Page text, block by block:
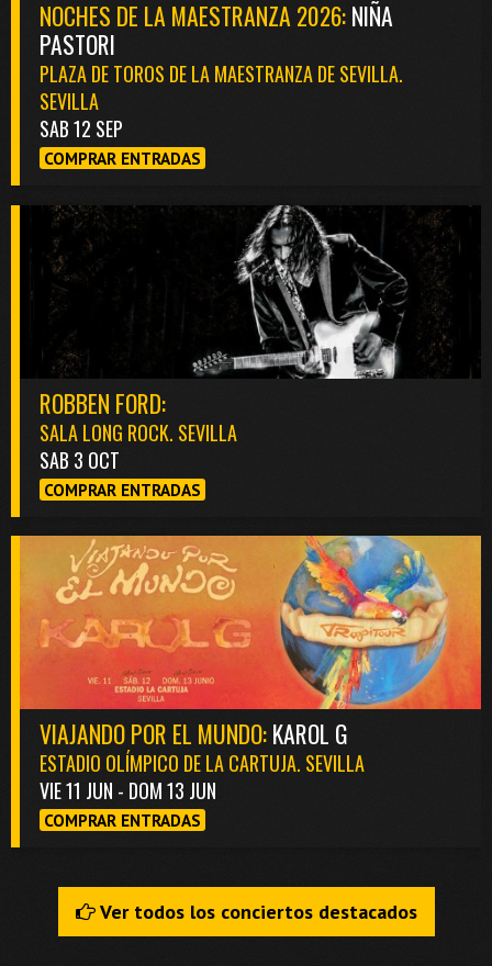
NOCHES DE LA MAESTRANZA 2026:NIÑA
PASTORI
PLAZA DE TOROS DE LA MAESTRANZA DE SEVILLA.
SEVILLA
SAB 12 SEP
COMPRAR ENTRADAS
ROBBEN FORD:
SALA LONG ROCK. SEVILLA
SAB 3 OCT
COMPRAR ENTRADAS
VIAJANDO POR EL MUNDO:KAROL G
ESTADIO OLÍMPICO DE LA CARTUJA. SEVILLA
VIE 11 JUN - DOM 13 JUN
COMPRAR ENTRADAS
Ver todos los conciertos destacados